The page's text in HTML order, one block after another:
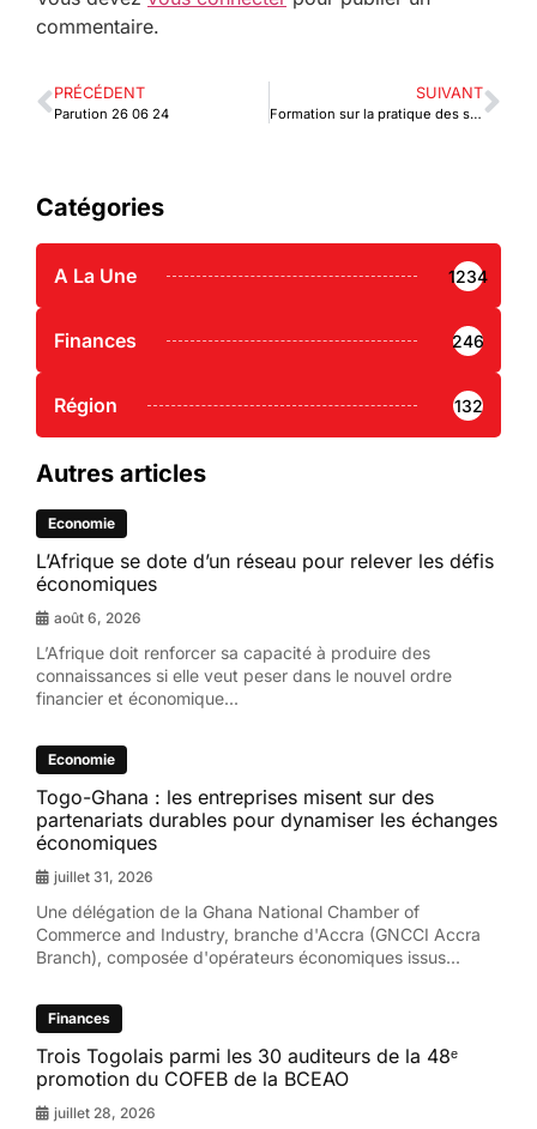
commentaire.
PRÉCÉDENT
Parution 26 06 24
SUIVANT
Formation sur la pratique des sûretés dans l’espace OHADA
Catégories
A La Une 1234
Finances 246
Région 132
Autres articles
Economie
L’Afrique se dote d’un réseau pour relever les défis
économiques
août 6, 2026
L’Afrique doit renforcer sa capacité à produire des
connaissances si elle veut peser dans le nouvel ordre
financier et économique...
Economie
Togo-Ghana : les entreprises misent sur des
partenariats durables pour dynamiser les échanges
économiques
juillet 31, 2026
Une délégation de la Ghana National Chamber of
Commerce and Industry, branche d'Accra (GNCCI Accra
Branch), composée d'opérateurs économiques issus...
Finances
Trois Togolais parmi les 30 auditeurs de la 48ᵉ
promotion du COFEB de la BCEAO
juillet 28, 2026